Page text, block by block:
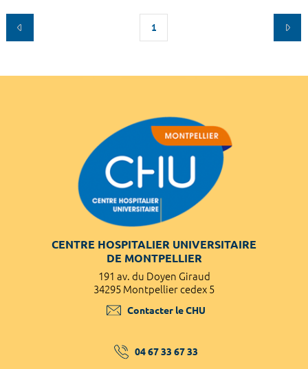
1
CENTRE HOSPITALIER UNIVERSITAIRE
DE MONTPELLIER
191 av. du Doyen Giraud
34295 Montpellier cedex 5
Contacter le CHU
04 67 33 67 33